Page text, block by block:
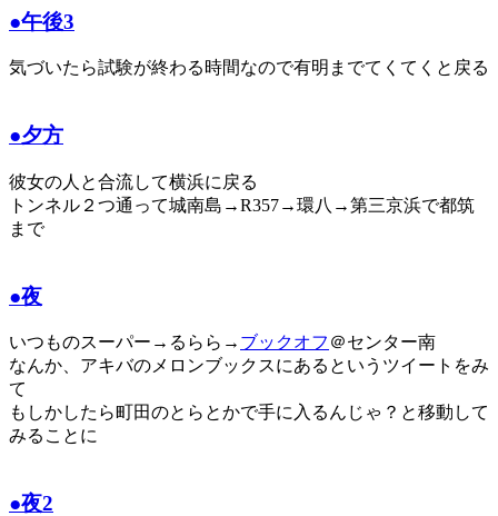
●午後3
気づいたら試験が終わる時間なので有明までてくてくと戻る
●夕方
彼女の人と合流して横浜に戻る
トンネル２つ通って城南島→R357→環八→第三京浜で都筑
まで
●夜
いつものスーパー→るらら→ ブックオフ ＠センター南
なんか、アキバのメロンブックスにあるというツイートをみ
て
もしかしたら町田のとらとかで手に入るんじゃ？と移動して
みることに
●夜2